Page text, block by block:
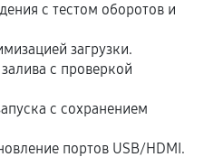
сроки и
отдельно и
с тестом оборотов и
загрузки.
с проверкой
с сохранением
портов USB/HDMI.